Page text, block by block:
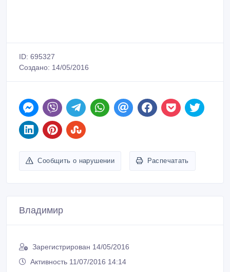
ID: 695327
Создано: 14/05/2016
Сообщить о нарушении Распечатать
Владимир
Зарегистрирован 14/05/2016
Активность 11/07/2016 14:14